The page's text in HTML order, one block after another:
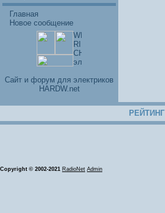
Главная
Новое сообщение
Cайт и форум для электриков
HARDW.net
РЕЙТИНГ
Copyright © 2002-2021 RadioNet Admin